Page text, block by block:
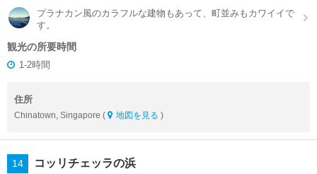
プラナカン風のカラフルな建物もあって、町並みもカワイイで
す。
観光の所要時間
1-2時間
住所
Chinatown, Singapore ( 地図を見る )
14 コッリチェッラの浜